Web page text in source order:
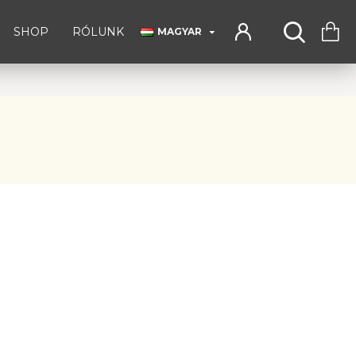
SHOP RÓLUNK MAGYAR